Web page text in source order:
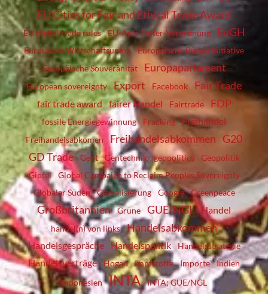
EU Cities for Fair and Ethical Trade Award
EU digital trade rules EU-Anti-Folter-Verordnung EuGH
Eurasische Wirtschaftsunion
Europäische Bürgerinitiative
Europäische Souveränität
Europaparlament
European sovereignty Export Facebook Fair Trade
fair trade award fairer Handel Fairtrade FDP
fossile Energiegewinnung Fracking Freihandel
Freihandelsabkomen Freihandelsabkommen G20
GD Trade
Gent Gentechnik geopolitics
Geopolitik
Gipfel
Global Campaign to Reclaim Peoples Sovereignty
Globaler Süden
Globalisierung Google Greenpeace
Großbritannien Grüne GUE/NGL Handel
handel(n) von links Handelsabkommen
Handelsgespräche Handelspolitik Handelsstrategie
Handelsverträge Hogan Impfstoffe Importe
Indien
Indonesien
INTA
INTA; GUE/NGL